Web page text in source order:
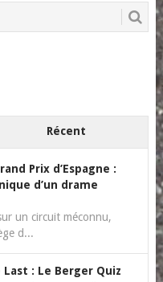
Récent
Prix d’Espagne :
d’un drame
un circuit méconnu,
d...
Last : Le Berger Quiz